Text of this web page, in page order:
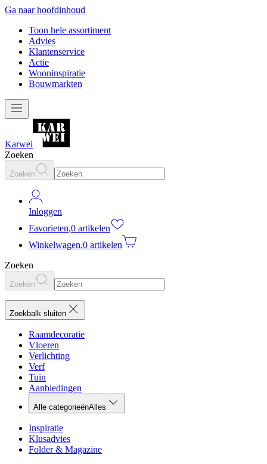
Ga naar hoofdinhoud
Toon hele assortiment
Advies
Klantenservice
Actie
Wooninspiratie
Bouwmarkten
Karwei
Zoeken
Zoeken
Inloggen
Favorieten,0 artikelen
Winkelwagen,0 artikelen
Zoeken
Zoeken
Zoekbalk sluiten
Raamdecoratie
Vloeren
Verlichting
Verf
Tuin
Aanbiedingen
Alle categorieënAlles
Inspiratie
Klusadvies
Folder & Magazine